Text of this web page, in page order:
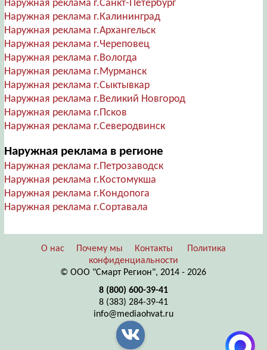
Наружная реклама г.Санкт-Петербург
Наружная реклама г.Калининград
Наружная реклама г.Архангельск
Наружная реклама г.Череповец
Наружная реклама г.Вологда
Наружная реклама г.Мурманск
Наружная реклама г.Сыктывкар
Наружная реклама г.Великий Новгород
Наружная реклама г.Псков
Наружная реклама г.Северодвинск
Наружная реклама в регионе
Наружная реклама г.Петрозаводск
Наружная реклама г.Костомукша
Наружная реклама г.Кондопога
Наружная реклама г.Сортавала
О нас Почему мы Контакты
Политика
конфиденциальности
© ООО "Смарт Регион", 2014 - 2026
8 (800) 600-39-41
8 (383) 284-39-41
info@mediaohvat.ru